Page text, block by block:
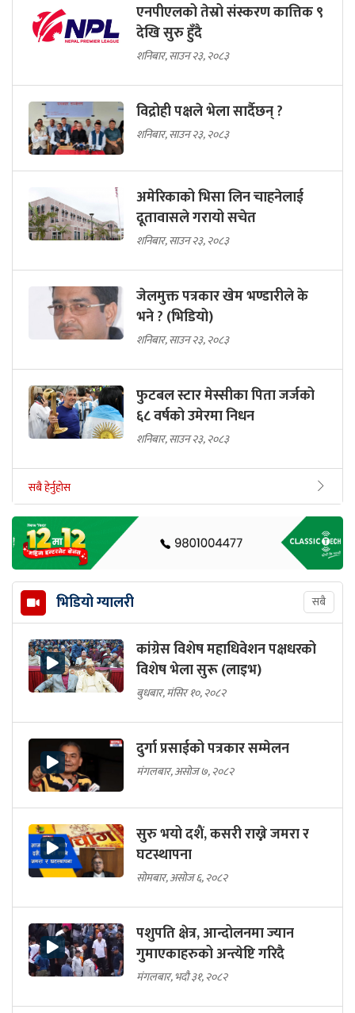
एनपीएलको तेस्रो संस्करण कात्तिक ९
देखि सुरु हुँदै
शनिबार, साउन २३, २०८३
विद्रोही पक्षले भेला सार्दैछन् ?
शनिबार, साउन २३, २०८३
अमेरिकाको भिसा लिन चाहनेलाई
दूतावासले गरायो सचेत
शनिबार, साउन २३, २०८३
जेलमुक्त पत्रकार खेम भण्डारीले के
भने ? (भिडियो)
शनिबार, साउन २३, २०८३
फुटबल स्टार मेस्सीका पिता जर्जको
६८ वर्षको उमेरमा निधन
शनिबार, साउन २३, २०८३
सबै हेर्नुहोस
भिडियो ग्यालरी सबै
कांग्रेस विशेष महाधिवेशन पक्षधरको
विशेष भेला सुरू (लाइभ)
बुधबार, मंसिर १०, २०८२
दुर्गा प्रसाईको पत्रकार सम्मेलन
मंगलबार, असोज ७, २०८२
सुरु भयो दशैं, कसरी राख्ने जमरा र
घटस्थापना
सोमबार, असोज ६, २०८२
पशुपति क्षेत्र, आन्दोलनमा ज्यान
गुमाएकाहरुको अन्त्येष्टि गरिदै
मंगलबार, भदौ ३१, २०८२